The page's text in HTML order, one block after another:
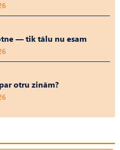
— tik tālu nu esam
otru zinām?